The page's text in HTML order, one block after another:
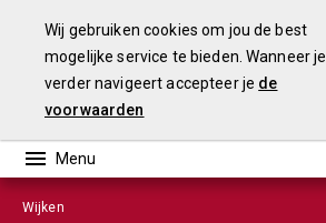
Wij gebruiken cookies om jou de best
mogelijke service te bieden. Wanneer je
verder navigeert accepteer je de
voorwaarden
Wijken